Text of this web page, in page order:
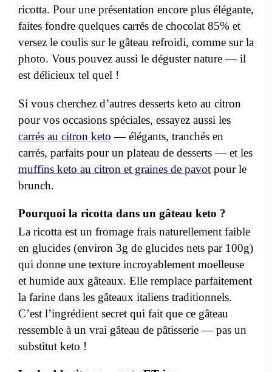
ricotta. Pour une présentation encore plus élégante,
faites fondre quelques carrés de chocolat 85% et
versez le coulis sur le gâteau refroidi, comme sur la
photo. Vous pouvez aussi le déguster nature — il
est délicieux tel quel !
Si vous cherchez d’autres desserts keto au citron
pour vos occasions spéciales, essayez aussi les
carrés au citron keto — élégants, tranchés en
carrés, parfaits pour un plateau de desserts — et les
muffins keto au citron et graines de pavot pour le
brunch.
Pourquoi la ricotta dans un gâteau keto ?
La ricotta est un fromage frais naturellement faible
en glucides (environ 3g de glucides nets par 100g)
qui donne une texture incroyablement moelleuse
et humide aux gâteaux. Elle remplace parfaitement
la farine dans les gâteaux italiens traditionnels.
C’est l’ingrédient secret qui fait que ce gâteau
ressemble à un vrai gâteau de pâtisserie — pas un
substitut keto !